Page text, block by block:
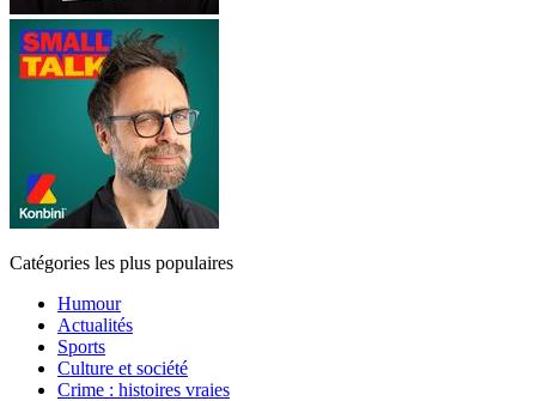
Catégories les plus populaires
Humour
Actualités
Sports
Culture et société
Crime : histoires vraies